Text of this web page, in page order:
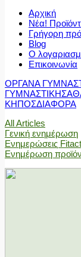
Αρχική
Νέα!
Γρήγορη
Blog
Ο
Επικοινωνία
ΟΡΓΑΝΑ
ΓΥΜΝΑΣΤΙΚΗΣ
ΚΗΠΟΣΔΙΑΦΟΡΑ
All Articles
Γενική ενημέρωση
Ενημερώσεις
Ενημέρωση